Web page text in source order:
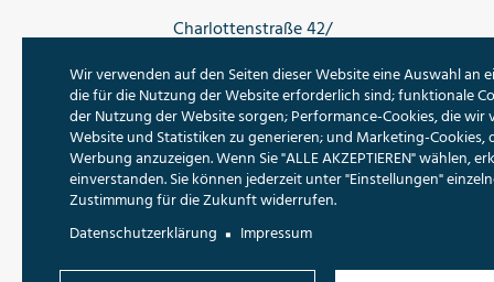
Charlottenstraße 42/
10117 Berlin
Tel.: 030 - 22 00 24 70
Fax: 030 - 22 00 24 799
E-Mail:info@tmf-ev.de
Wir verwenden auf den Seiten dieser Website eine Auswahl an
die für die Nutzung der Website erforderlich sind; funktionale
der Nutzung der Website sorgen; Performance-Cookies, die
Website und Statistiken zu generieren; und Marketing-
Werbung anzuzeigen. Wenn Sie "ALLE AKZEPTIEREN" wählen,
einverstanden. Sie können jederzeit unter "Einstellungen"
Zustimmung für die Zukunft widerrufen.
Datenschutzerklärung
Impressum